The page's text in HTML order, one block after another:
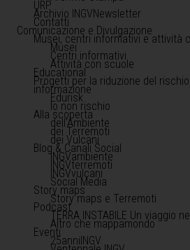
URP
Archivio INGVNewsletter
Contatti
Comunicazione e Divulgazione
Musei, centri informativi e attività
Musei
Centri informativi
Attività con scuole
Educational
Progetti per la riduzione del
informazione
Edurisk
Io non rischio
Alla scoperta
dell'Ambiente
dei Terremoti
dei Vulcani
Blog & Canali Social
INGVambiente
INGVterremoti
INGVvulcani
Social Media
Story maps
Story maps e Terremoti
Podcast
TERRA INSTABILE Un viaggio
Altro che mappamondo
Eventi
25anniINGV